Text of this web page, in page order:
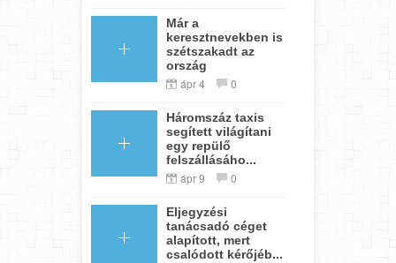
Már a
keresztnevekben is
szétszakadt az
ország
ápr 4 0
Háromszáz taxis
segített világítani
egy repülő
felszállásáho...
ápr 9 0
Eljegyzési
tanácsadó céget
alapított, mert
csalódott kérőjéb...